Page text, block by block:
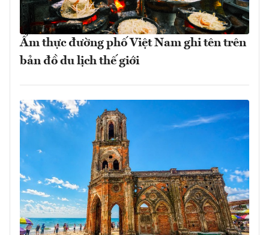
Ẩm thực đường phố Việt Nam ghi tên trên
bản đồ du lịch thế giới